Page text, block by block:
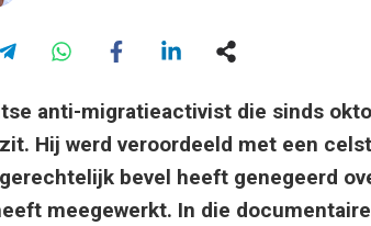
anti-migratieactivist die sinds
Hij werd veroordeeld met een
bevel heeft genegeerd
meegewerkt. In die documentaire